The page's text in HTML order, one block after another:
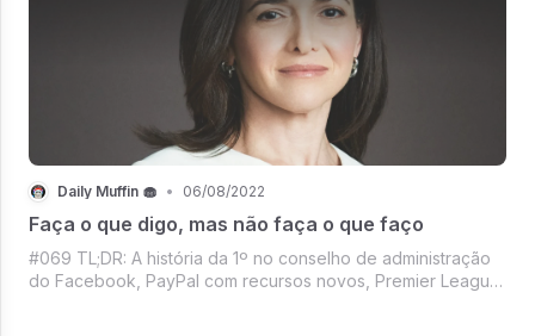
Daily Muffin 🧁 • 06/08/2022
Faça o que digo, mas não faça o que faço
#069 TL;DR: A história da 1º no conselho de administração
do Facebook, PayPal com recursos novos, Premier League